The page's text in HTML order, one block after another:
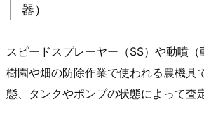
器）
スピードスプレーヤー（SS）や動噴
樹園や畑の防除作業で使われる農機具
態、タンクやポンプの状態によって査